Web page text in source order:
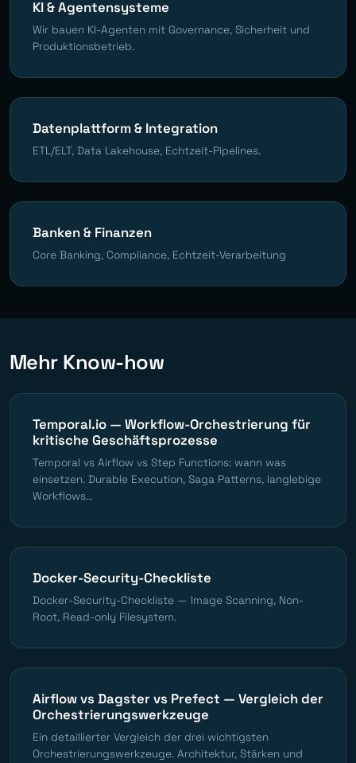
KI & Agentensysteme
Wir bauen KI-Agenten mit Governance, Sicherheit und
Produktionsbetrieb.
Datenplattform & Integration
ETL/ELT, Data Lakehouse, Echtzeit-Pipelines.
Banken & Finanzen
Core Banking, Compliance, Echtzeit-Verarbeitung
Mehr Know-how
Temporal.io — Workflow-Orchestrierung für
kritische Geschäftsprozesse
Temporal vs Airflow vs Step Functions: wann was
einsetzen. Durable Execution, Saga Patterns, langlebige
Workflows...
Docker-Security-Checkliste
Docker-Security-Checkliste — Image Scanning, Non-
Root, Read-only Filesystem.
Airflow vs Dagster vs Prefect — Vergleich der
Orchestrierungswerkzeuge
Ein detaillierter Vergleich der drei wichtigsten
Orchestrierungswerkzeuge. Architektur, Stärken und